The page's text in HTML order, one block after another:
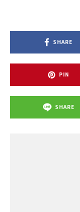
SHARE
PIN
SHARE